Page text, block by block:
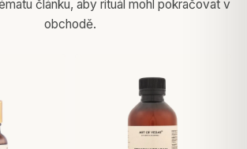
článku, aby rituál mohl pokračovat v
obchodě.